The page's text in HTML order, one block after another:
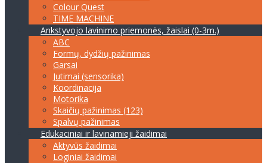
Colour Quest
TIME MACHINE
Ankstyvojo lavinimo priemonės, žaislai (0-3m.)
ABC
Formų, dydžių pažinimas
Garsai
Jutimai (sensorika)
Koordinacija
Motorika
Skaičių pažinimas (123)
Spalvų pažinimas
Edukaciniai ir lavinamieji žaidimai
Aktyvūs žaidimai
Loginiai žaidimai